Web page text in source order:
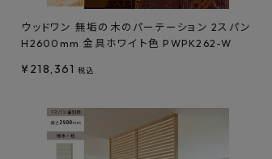
ウッドワン 無垢の木のパーテーション 2スパン
H2600mm 金具ホワイト色 PWPK262-W
¥ 218,361 税込